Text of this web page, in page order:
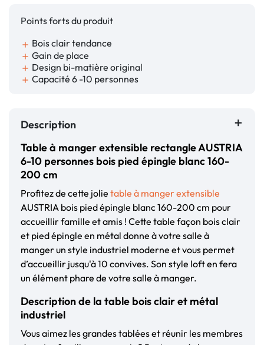
Points forts du produit
add Bois clair tendance
add Gain de place
add Design bi-matière original
add Capacité 6 -10 personnes
Description
Table à manger extensible rectangle AUSTRIA
6-10 personnes bois pied épingle blanc 160-
200 cm
Profitez de cette jolie table à manger extensible
AUSTRIA bois pied épingle blanc 160-200 cm pour
accueillir famille et amis ! Cette table façon bois clair
et pied épingle en métal donne à votre salle à
manger un style industriel moderne et vous permet
d’accueillir jusqu'à 10 convives. Son style loft en fera
un élément phare de votre salle à manger.
Description de la table bois clair et métal
industriel
Vous aimez les grandes tablées et réunir les membres